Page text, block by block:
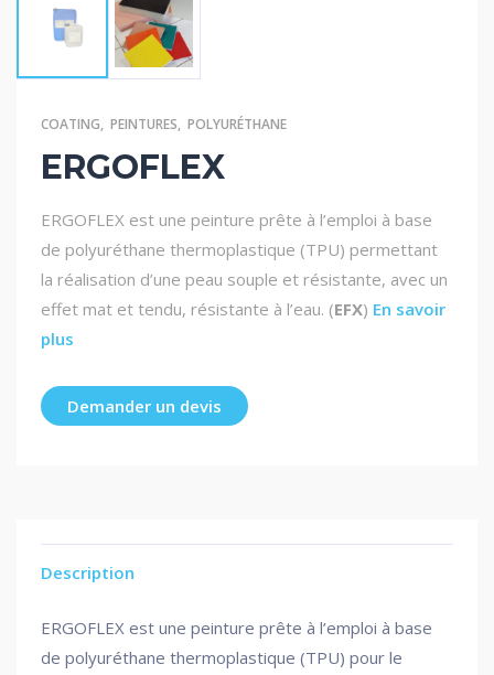
COATING, PEINTURES, POLYURÉTHANE
ERGOFLEX
ERGOFLEX est une peinture prête à l’emploi à base
de polyuréthane thermoplastique (TPU) permettant
la réalisation d’une peau souple et résistante, avec un
effet mat et tendu, résistante à l’eau. (EFX) En savoir
plus
Demander un devis
Description
ERGOFLEX est une peinture prête à l’emploi à base
de polyuréthane thermoplastique (TPU) pour le